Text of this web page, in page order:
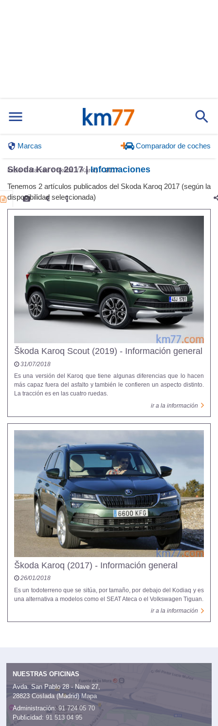
Marcas Comparador de coches
Inicio Marcas Skoda Karoq 2017
Skoda Karoq 2017 |Informaciones
Tenemos 2 artículos publicados del Skoda Karoq 2017 (según la
disponibilidad seleccionada)
Škoda Karoq Scout (2019) - Información general
31/07/2018
Es una versión del Karoq que tiene algunas diferencias que lo hacen
más capaz fuera del asfalto y también le confieren un aspecto distinto.
La tracción es en las cuatro ruedas.
ir a la información
Škoda Karoq (2017) - Información general
26/01/2018
Es un todoterreno que se sitúa, por tamaño, por debajo del Kodiaq y es
una alternativa a modelos como el SEAT Ateca o el Volkswagen Tiguan.
ir a la información
NUESTRAS OFICINAS
Avda. San Pablo 28 - Nave 27,
28823 Coslada (Madrid) Mapa
Administración: 91 724 05 70
Publicidad: 91 513 04 95